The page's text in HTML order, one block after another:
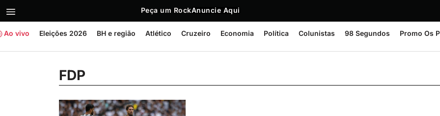
Peça um RockAnuncie Aqui
Ao vivo Eleições 2026 BH e região Atlético Cruzeiro Economia Política Colunistas 98 Segundos Promo Os
FDP